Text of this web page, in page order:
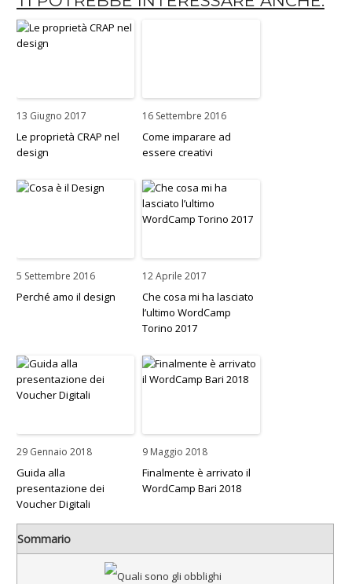
13 Giugno 2017
Le proprietà CRAP nel
design
16 Settembre 2016
Come imparare ad
essere creativi
5 Settembre 2016
Perché amo il design
12 Aprile 2017
Che cosa mi ha lasciato
l’ultimo WordCamp
Torino 2017
29 Gennaio 2018
Guida alla
presentazione dei
Voucher Digitali
9 Maggio 2018
Finalmente è arrivato il
WordCamp Bari 2018
Sommario